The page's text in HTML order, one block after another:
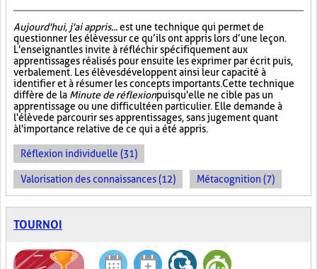
Aujourd'hui, j'ai appris...est une technique qui permet de
questionner les élèves sur ce qu’ils ont appris lors d’une leçon.
L'enseignant les invite à réfléchir spécifiquement aux
apprentissages réalisés pour ensuite les exprimer par écrit puis,
verbalement. Les élèves développent ainsi leur capacité à
identifier et à résumer les concepts importants. Cette technique
diffère de la Minute de réflexionpuisqu'elle ne cible pas un
apprentissage ou une difficulté en particulier. Elle demande à
l'élève de parcourir ses apprentissages, sans jugement quant
à l'importance relative de ce qui a été appris.
Réflexion individuelle (31)
Valorisation des connaissances (12) Métacognition (7)
TOURNOI